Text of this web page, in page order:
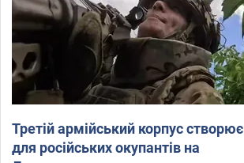
Третій армійський корпус створює
для російських окупантів на